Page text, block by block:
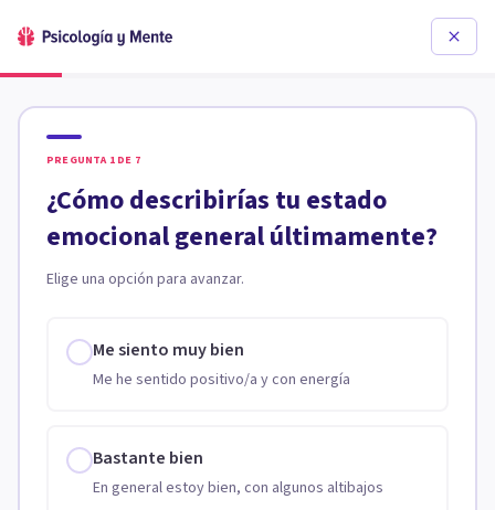
PREGUNTA 1 DE 7
¿Cómo describirías tu estado
emocional general últimamente?
Elige una opción para avanzar.
Me siento muy bien
Me he sentido positivo/a y con energía
Bastante bien
En general estoy bien, con algunos altibajos